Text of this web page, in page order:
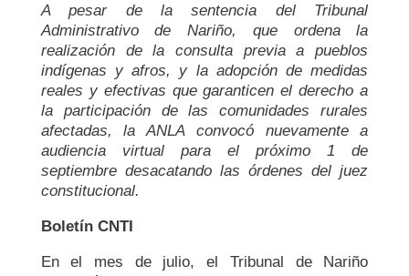
A pesar de la sentencia del Tribunal
Administrativo de Nariño, que ordena la
realización de la consulta previa a pueblos
indígenas y afros, y la adopción de medidas
reales y efectivas que garanticen el derecho a
la participación de las comunidades rurales
afectadas, la ANLA convocó nuevamente a
audiencia virtual para el próximo 1 de
septiembre desacatando las órdenes del juez
constitucional.
Boletín CNTI
En el mes de julio, el Tribunal de Nariño